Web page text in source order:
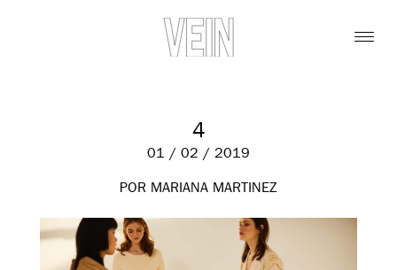
4
01 / 02 / 2019
POR MARIANA MARTINEZ